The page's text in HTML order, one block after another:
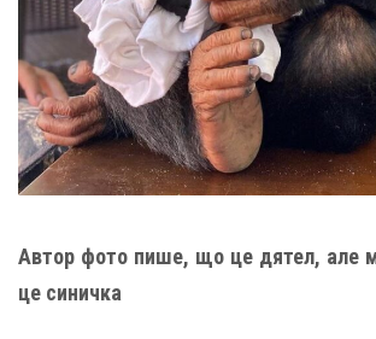
Автор фото пише, що це дятел, але
це синичка